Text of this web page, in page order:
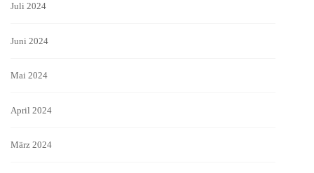
Juli 2024
Juni 2024
Mai 2024
April 2024
März 2024